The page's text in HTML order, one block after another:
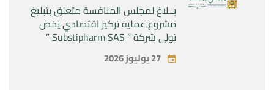
بــلاغ لمجلس المنافسة متعلق بتبليغ
مشروع عملية تركيز اقتصادي يخص
تولي شركة ” Substipharm SAS ”
المراقبة الحصرية للأصول والحقوق
المتعلقة بالمنتجين الصيدلانيين”
27 يوليوز 2026